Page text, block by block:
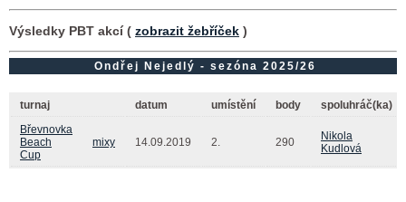
Výsledky PBT akcí ( zobrazit žebříček )
Ondřej Nejedlý - sezóna 2025/26
turnaj datum umístění body
spoluhráč(ka)
Břevnovka
Beach
Cup
mixy 14.09.2019 2. 290
Nikola
Kudlová